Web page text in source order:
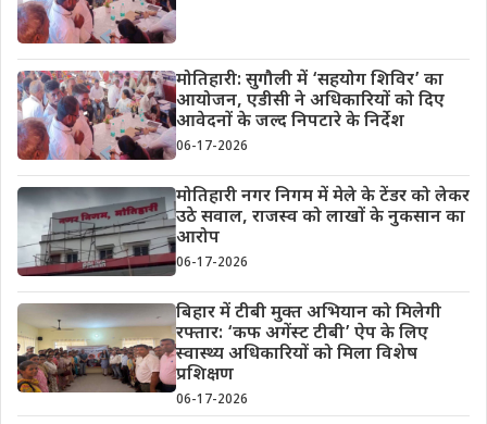
मोतिहारी: सुगौली में ‘सहयोग शिविर’ का
आयोजन, एडीसी ने अधिकारियों को दिए
आवेदनों के जल्द निपटारे के निर्देश
06-17-2026
मोतिहारी नगर निगम में मेले के टेंडर को लेकर
उठे सवाल, राजस्व को लाखों के नुकसान का
आरोप
06-17-2026
बिहार में टीबी मुक्त अभियान को मिलेगी
रफ्तार: ‘कफ अगेंस्ट टीबी’ ऐप के लिए
स्वास्थ्य अधिकारियों को मिला विशेष
प्रशिक्षण
06-17-2026